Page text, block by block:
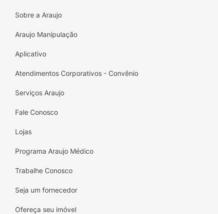
Sobre a Araujo
Araujo Manipulação
Aplicativo
Atendimentos Corporativos - Convênio
Serviços Araujo
Fale Conosco
Lojas
Programa Araujo Médico
Trabalhe Conosco
Seja um fornecedor
Ofereça seu imóvel